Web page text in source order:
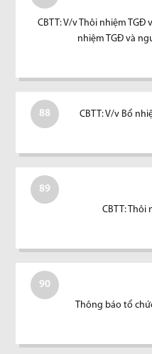
CBTT: V/v Thôi nhiệm
nhiệm TGĐ và
88 CBTT: V/v Bổ
89
CBTT: Thôi
90
Thông báo tổ